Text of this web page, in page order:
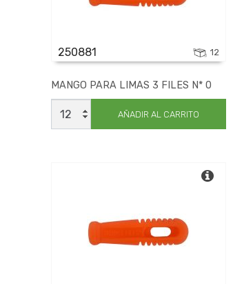
250881 12
MANGO PARA LIMAS 3 FILES N* 0
MANGO
PARA
LIMAS
AÑADIR AL CARRITO